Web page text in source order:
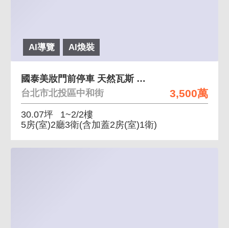
AI導覽 AI煥裝
3,500萬
國泰美妝門前停車 天然瓦斯 水電管線換過 有裝潢
台北市北投區中和街
30.07坪
1~2/2樓
5房(室)2廳3衛(含加蓋2房(室)1衛)